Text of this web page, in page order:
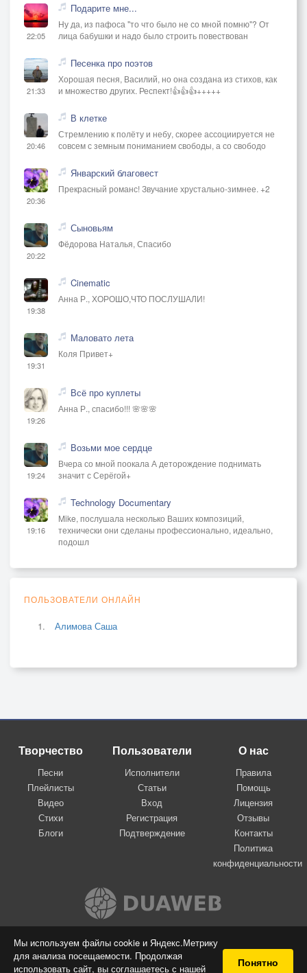
Мы используем файлы cookie и Яндекс.Метрику
для анализа посещаемости. Продолжая
использовать сайт, вы соглашаетесь с нашей
Понятно
22:05
Подарите мне...
Ну да, из пафоса "то что было не со мной помню"? От
лица бабушки и надо было строить повествован
21:33
Песенка про поэтов
Хорошая песня, Василий, но она создана из стихов, как
и множество других. Респект!👍👍👍+++++
20:46
В клетке
Стремлению к полёту и небу, скорее ассоциируется не
совсем с земным пониманием свободы, а со свободо
20:36
Январский благовест
Прекрасный романс! Звучание хрустально-зимнее. +2
20:22
Сыновьям
Фёдорова Наталья, Спасибо
19:38
Cinematic
Анна Р., ХОРОШО,ЧТО ПОСЛУШАЛИ!
19:31
Маловато лета
Коля Привет+
19:26
Всё про куплеты
Анна Р., спасибо!!! 🌸🌸🌸
19:24
Возьми мое сердце
Вчера со мной поокала А деторождение поднимать
значит с Серёгой+
19:16
Technology Documentary
Mike, послушала несколько Ваших композиций,
технически они сделаны профессионально, идеально,
подошл
ПОЛЬЗОВАТЕЛИ ОНЛАЙН
Алимова Саша
Творчество
Песни
Плейлисты
Видео
Стихи
Блоги
Пользователи
Исполнители
Статьи
Вход
Регистрация
Подтверждение
О нас
Правила
Помощь
Лицензия
Отзывы
Контакты
Политика
конфиденциальности
Вконтакте
© 2009-2026 Я-пою